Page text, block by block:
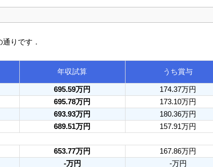
りです．
年収試算 うち賞与
695.59万円 174.37万円
695.78万円 173.10万円
693.93万円 180.36万円
689.51万円 157.91万円
653.77万円 167.86万円
-万円 -万円